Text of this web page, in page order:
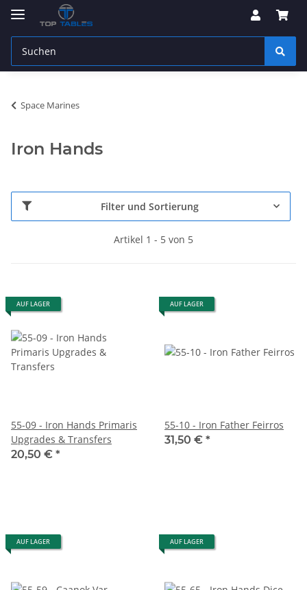
Space Marines
Iron Hands
Filter und Sortierung
Artikel 1 - 5 von 5
AUF LAGER
55-09 - Iron Hands Primaris
Upgrades & Transfers
20,50 € *
AUF LAGER
55-10 - Iron Father Feirros
31,50 € *
AUF LAGER AUF LAGER